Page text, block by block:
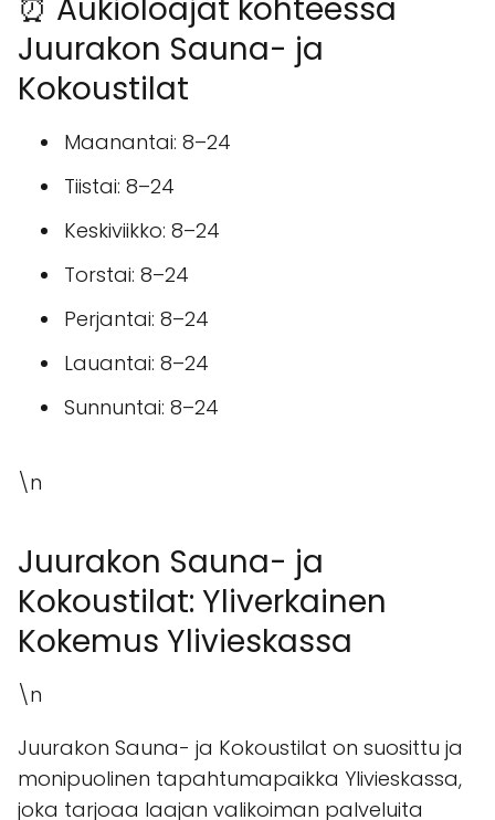
⏰ Aukioloajat kohteessa
Juurakon Sauna- ja
Kokoustilat
Maanantai: 8–24
Tiistai: 8–24
Keskiviikko: 8–24
Torstai: 8–24
Perjantai: 8–24
Lauantai: 8–24
Sunnuntai: 8–24
\n
Juurakon Sauna- ja
Kokoustilat: Yliverkainen
Kokemus Ylivieskassa
\n
Juurakon Sauna- ja Kokoustilat on suosittu ja
monipuolinen tapahtumapaikka Ylivieskassa,
joka tarjoaa laajan valikoiman palveluita